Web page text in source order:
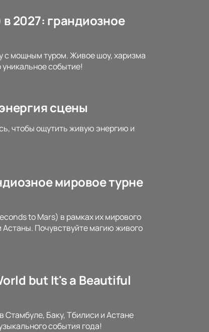
2027: грандиозное
с мощным туром. Живое шоу, харизма
событие!
сцены
чтобы ощутить живую энергию и
мировое турне
to Mars) в рамках их мирового
Почувствуйте магию живого
but It's a Beautiful
Баку, Тбилиси и Астане
события года!